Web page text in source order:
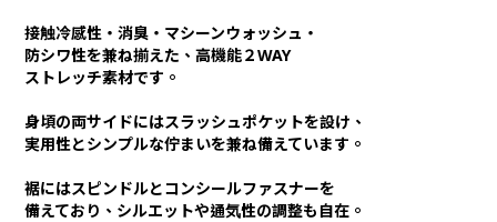
接触冷感性・消臭・マシーンウォッシュ・
防シワ性を兼ね揃えた、高機能２WAY
ストレッチ素材です。
身頃の両サイドにはスラッシュポケットを設け、
実用性とシンプルな佇まいを兼ね備えています。
裾にはスピンドルとコンシールファスナーを
備えており、シルエットや通気性の調整も自在。